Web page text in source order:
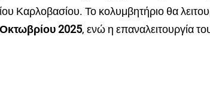
Καρλοβασίου. Το κολυμβητήριο θα
2025, ενώ η επαναλειτουργία